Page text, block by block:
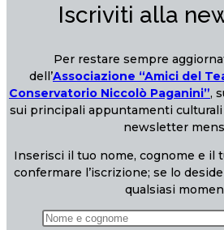
Iscriviti alla
Per restare sempre
dell’Associazione “Amici del
Conservatorio Niccolò Paganini”,
sui principali appuntamenti culturali
newsletter
Inserisci il tuo nome, cognome e il
confermare l’iscrizione; se lo
qualsiasi